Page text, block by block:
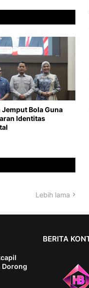
Bola Guna
Identitas
Lebih lama
Dorong
BERITA